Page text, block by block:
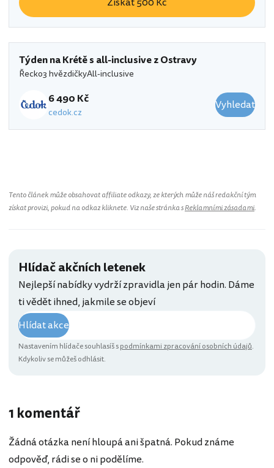
Týden na Krétě s all-inclusive z Ostravy
Řecko3 hvězdičkyAll-inclusive
6 490 Kč
cedok.cz Vyhledat
Tento článek může obsahovat affiliate odkazy, ze kterých může náš redakční tým
získat provizi, pokud na odkaz kliknete. Viz naše stránka sReklamními zásadami.
Hlídač akčních letenek
Nejlepší nabídky vydrží zpravidla jen pár hodin. Dáme
ti vědět ihned, jakmile se objeví
Hlídat akce
Nastavením hlídače souhlasíš spodmínkami zpracování osobních údajů.
Kdykoliv se můžeš odhlásit.
1 komentář
Žádná otázka není hloupá ani špatná. Pokud známe
odpověď, rádi se o ni podělíme.